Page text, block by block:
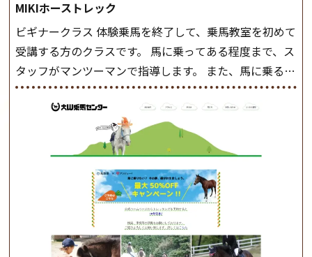
MIKIホーストレック
ビギナークラス 体験乗馬を終了して、乗馬教室を初めて
受講する方のクラスです。 馬に乗ってある程度まで、ス
タッフがマンツーマンで指導します。 また、馬に乗るだ
けでなく、馬の手入れや馬装（鞍などを装着する） も
このクラスで把握し、「馬に触れること」にも慣れてい
きましょう。 スタートクラス ビギナークラスで単独で
軽速歩(けいはやあし)ができるようになったら スタート
クラスへ。 グループレッスンで馬のスピードを調整し
ながら 軽速歩・正反撞(せいはんどう)を学びます。 安定
した手綱操作と軽速歩・正反撞ができるようになれば
駈歩(かけあし)練習に入ります。 ホップクラス スタート
クラスで常歩(なみあし)や 速歩、駈歩の初歩をマスター